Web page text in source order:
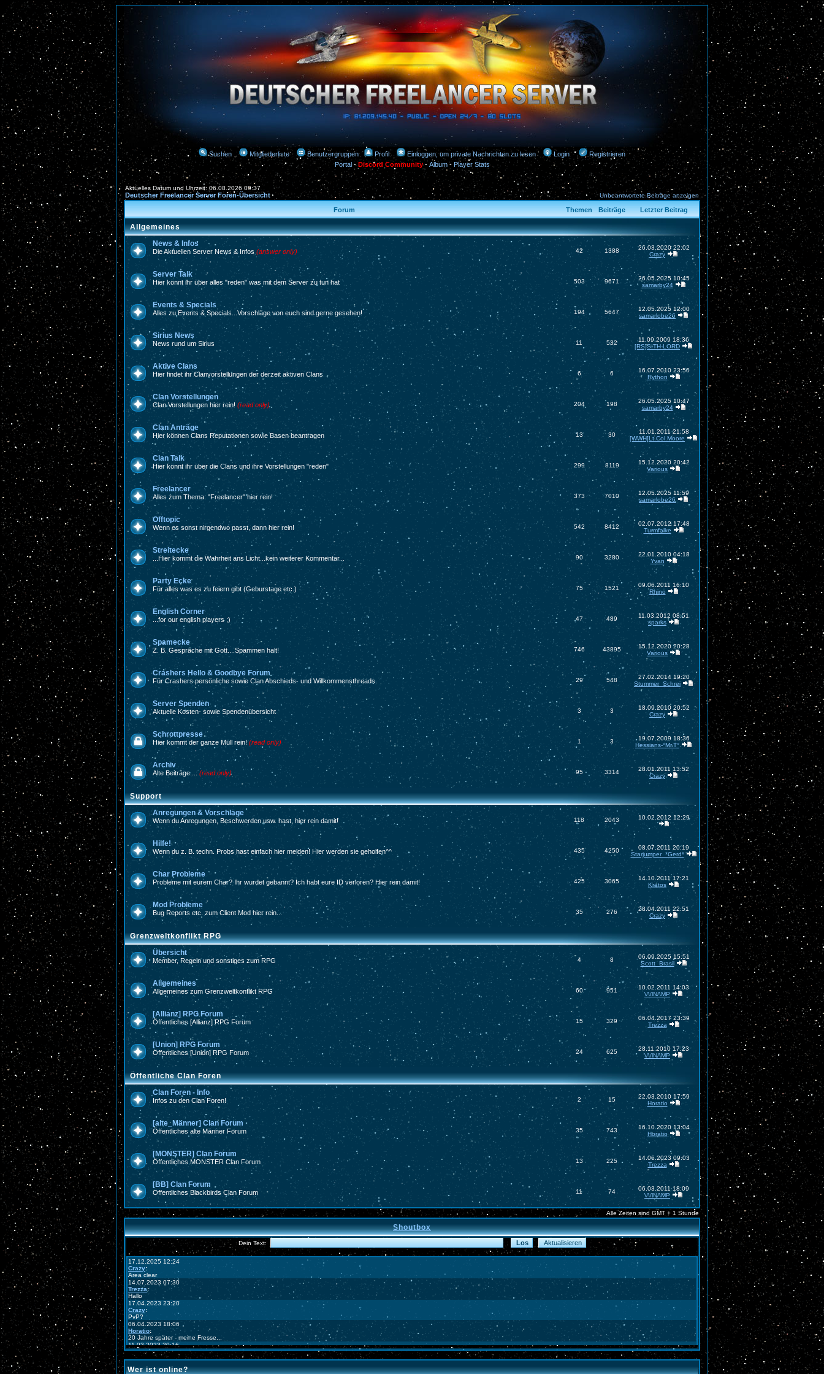
Suchen Mitgliederliste Benutzergruppen Profil Einloggen, um private Nachrichten zu lesen Login
Registrieren
Portal-Discord Community- Album- Player Stats
Aktuelles Datum und Uhrzeit: 06.08.2026 09:37
Deutscher Freelancer Server Foren-Übersicht Unbeantwortete Beiträge anzeigen
Forum Themen Beiträge Letzter Beitrag
Allgemeines
News & Infos
Die Aktuellen Server News & Infos (answer only) 42 1388
26.03.2020 22:02
Crazy
Server Talk
Hier könnt ihr über alles "reden" was mit dem Server zu tun hat 503 9671
26.05.2025 10:45
samarby24
Events & Specials
Alles zu Events & Specials...Vorschläge von euch sind gerne gesehen! 194 5647
12.05.2025 12:00
samarlobe26
Sirius News
News rund um Sirius 11 532
11.09.2009 18:36
[RS]SITH-LORD
Aktive Clans
Hier findet ihr Clanvorstellungen der derzeit aktiven Clans 6 6
16.07.2010 23:50
Rython
Clan Vorstellungen
Clan Vorstellungen hier rein! (read only) 204 198
26.05.2025 10:47
samarby24
Clan Anträge
Hier können Clans Reputationen sowie Basen beantragen 13 30
11.01.2011 21:58
[WWH]Lt.Col.Moore
Clan Talk
Hier könnt ihr über die Clans und ihre Vorstellungen "reden" 299 8119
15.12.2020 20:42
Various
Freelancer
Alles zum Thema: "Freelancer" hier rein! 373 7010
12.05.2025 11:59
samarlobe26
Offtopic
Wenn es sonst nirgendwo passt, dann hier rein! 542 8412
02.07.2012 17:48
Turmfalke
Streitecke
...Hier kommt die Wahrheit ans Licht...kein weiterer Kommentar... 90 3280
22.01.2010 04:18
Yvan
Party Ecke
Für alles was es zu feiern gibt (Geburstage etc.) 75 1521
09.06.2011 16:10
Rhino
English Corner
...for our english players ;) 47 489
11.03.2012 08:51
sparks
Spamecke
Z. B. Gespräche mit Gott....Spammen halt! 746 43895
15.12.2020 20:28
Various
Crashers Hello & Goodbye Forum
Für Crashers persönliche sowie Clan Abschieds- und Willkommensthreads. 29 548
27.02.2014 19:20
Stummer_Schrei
Server Spenden
Aktuelle Kosten- sowie Spendenübersicht 3 3
18.09.2010 20:52
Crazy
Schrottpresse
Hier kommt der ganze Müll rein! (read only) 1 3
19.07.2009 18:36
Hessians-°Mr.T°
Archiv
Alte Beiträge....(read only) 95 3314
28.01.2011 13:52
Crazy
Support
Anregungen & Vorschläge
Wenn du Anregungen, Beschwerden usw. hast, hier rein damit! 118 2043 10.02.2012 12:29
Hilfe!
Wenn du z. B. techn. Probs hast einfach hier melden! Hier werden sie geholfen^^ 435 4250
08.07.2011 20:19
Starjumper_*Gerd*
Char Probleme
Probleme mit eurem Char? Ihr wurdet gebannt? Ich habt eure ID verloren? Hier rein damit! 425 3065
14.10.2011 17:21
Kratos
Mod Probleme
Bug Reports etc. zum Client Mod hier rein... 35 276
28.04.2011 22:51
Crazy
Grenzweltkonflikt RPG
Übersicht
Member, Regeln und sonstiges zum RPG 4 8
06.09.2025 15:51
Scott_Brasil
Allgemeines
Allgemeines zum Grenzweltkonflikt RPG 60 951
10.02.2011 14:03
\/\/lN/\MP
[Allianz] RPG Forum
Öffentliches [Allianz] RPG Forum 15 329
06.04.2017 23:39
Trezza
[Union] RPG Forum
Öffentliches [Union] RPG Forum 24 625
28.11.2010 17:23
\/\/lN/\MP
Öffentliche Clan Foren
Clan Foren - Info
Infos zu den Clan Foren! 2 15
22.03.2010 17:59
Horatio
[alte_Männer] Clan Forum
Öffentliches alte Männer Forum 35 743
16.10.2020 13:04
Horatio
[MONSTER] Clan Forum
Öffentliches MONSTER Clan Forum 13 225
14.06.2023 09:03
Trezza
[BB] Clan Forum
Öffentliches Blackbirds Clan Forum 11 74
06.03.2011 18:09
\/\/lN/\MP
Alle Zeiten sind GMT + 1 Stunde
Shoutbox
Wer ist online?